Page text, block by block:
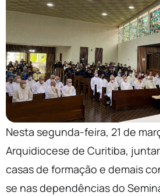
Nesta segunda-feira, 21 de
Arquidiocese de Curitiba,
casas de formação e demais
se nas dependências do